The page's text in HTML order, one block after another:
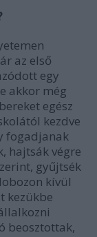
az első
egy
akkor még
egész
kezdve
fogadjanak
hajtsák végre
gyűjtsék
kívül
kezükbe
beosztottak,